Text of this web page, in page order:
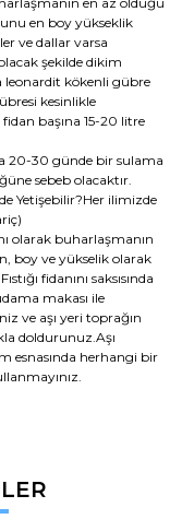
en boy yükseklik
ve dallar varsa
şekilde dikim
leonardit kökenli gübre
kesinlikle
başına 15-20 litre
20-30 günde bir sulama
sebeb olacaktır.
Yetişebilir?Her ilimizde
olarak buharlaşmanın
boy ve yükselik olarak
fidanını saksısında
makası ile
ve aşı yeri toprağın
doldurunuz.Aşı
esnasında herhangi bir
ve diğer
öneri formunu